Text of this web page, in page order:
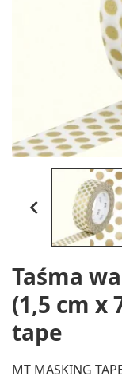

Taśma
(1,5 cm x
tape
MT MASKING